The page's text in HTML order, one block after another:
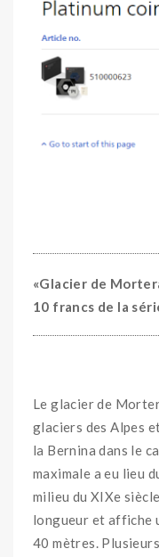
«Glacier de
10 francs de la
Le glacier de
glaciers des Alpes
la Bernina dans le
maximale a eu lieu
milieu du XIXe
longueur et affiche
40 mètres.